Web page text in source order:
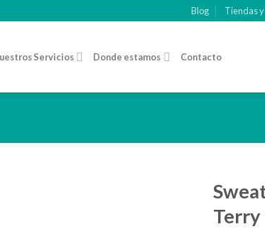
Blog Tiendas
Servicios Donde estamos Contacto
Terry